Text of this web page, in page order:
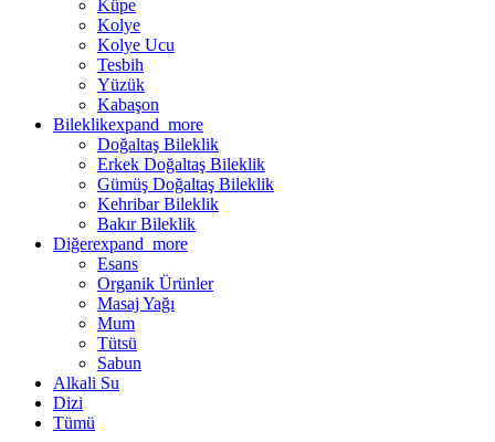
Küpe
Kolye
Kolye Ucu
Tesbih
Yüzük
Kabaşon
Bileklikexpand_more
Doğaltaş Bileklik
Erkek Doğaltaş Bileklik
Gümüş Doğaltaş Bileklik
Kehribar Bileklik
Bakır Bileklik
Diğerexpand_more
Esans
Organik Ürünler
Masaj Yağı
Mum
Tütsü
Sabun
Alkali Su
Dizi
Tümü